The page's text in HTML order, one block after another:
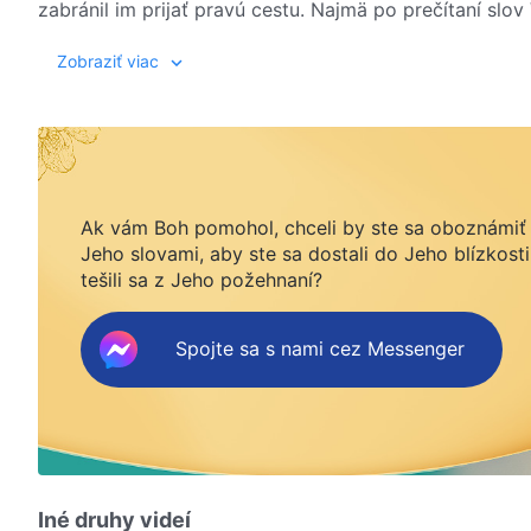
zabránil im prijať pravú cestu. Najmä po prečítaní
slová Všemohúceho Boha, v Neho začne veriť.
ľudí fámami, ktoré používa čínska komunistická vláda
Gu Shoucheng a Wang Sen robia všetko pre to, aby
Dokonca spolupracujú so satanským režimom ČKS,
Všemohúcom Bohu. Ich činy vážne urážajú Božiu
ceste, aby zatkol niekoľko ľudí, ktorí šíria evanjelium
mieste zomrie. Gu Shoucheng žije v strachu a
hovorí: „Je moje odsúdenie Všemohúceho Boha
Zobraziť viac
Ak vám Boh pomohol, chceli by ste sa oboznámiť
Jeho slovami, aby ste sa dostali do Jeho
tešili sa z Jeho požehnaní?
Spojte sa s nami cez Messenger
Iné druhy videí